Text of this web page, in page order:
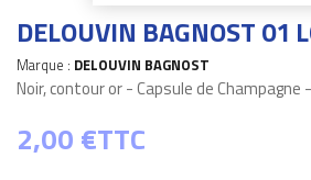
DELOUVIN BAGNOST 01
Marque : DELOUVIN BAGNOST
Noir, contour or - Capsule de Champagne
2,00 €TTC